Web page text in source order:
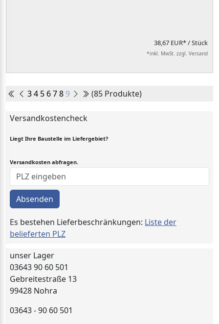
38,67 EUR*/ Stück
*inkl. MwSt. zzgl. Versand
34 5 678 9 (85 Produkte)
Versandkostencheck
Liegt Ihre Baustelle im Liefergebiet?
Versandkosten abfragen.
Absenden
Es bestehen Lieferbeschränkungen: Liste der
belieferten PLZ
unser Lager
03643 90 60 501
Gebreitestraße 13
99428 Nohra
03643 - 90 60 501